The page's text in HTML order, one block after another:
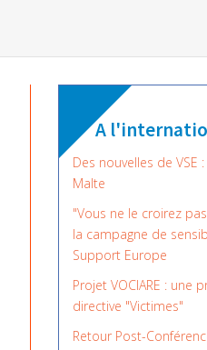
A
Des nouvelles de VSE
Malte
"Vous ne le croirez
la campagne de
Support Europe
Projet VOCIARE : une
directive "Victimes"
Retour Post-